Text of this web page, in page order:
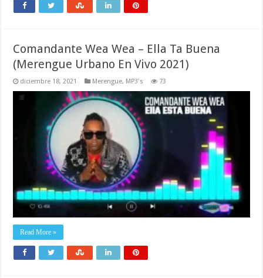
Comandante Wea Wea – Ella Ta Buena
(Merengue Urbano En Vivo 2021)
diciembre 18, 2021 Merengue, MP3's 73
Read More »